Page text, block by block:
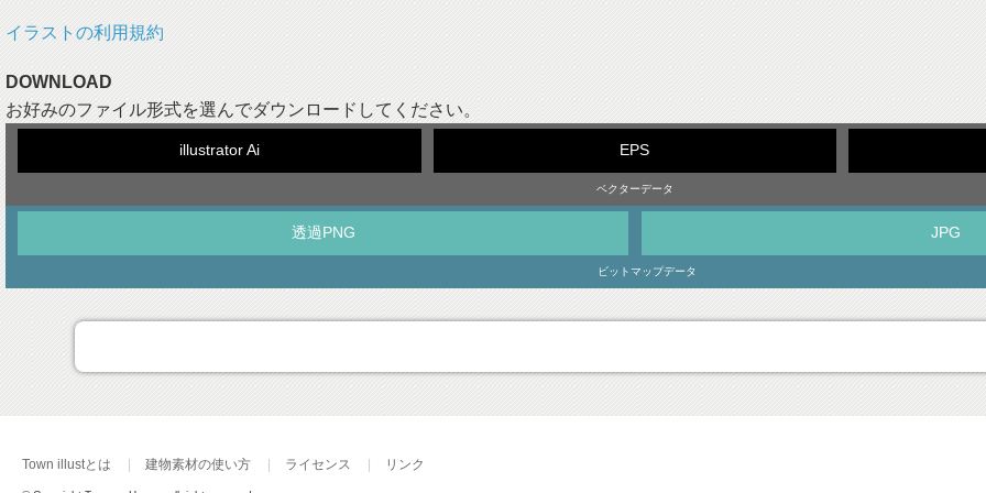
イラストの利用規約
DOWNLOAD
お好みのファイル形式を選んでダウンロードしてください。
illustrator Ai EPS
ベクターデータ
透過PNG JPG
ビットマップデータ
Town illustとは 建物素材の使い方 ライセンス リンク